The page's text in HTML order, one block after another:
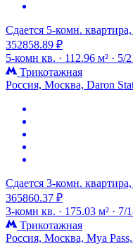
Сдается 5-комн.
352858.89 ₽
5-комн кв. · 112.96 м² · 5/
Трикотажная
Россия, Москва, Daron
Сдается 3-комн.
365860.37 ₽
3-комн кв. · 175.03 м² · 7/
Трикотажная
Россия, Москва, Mya